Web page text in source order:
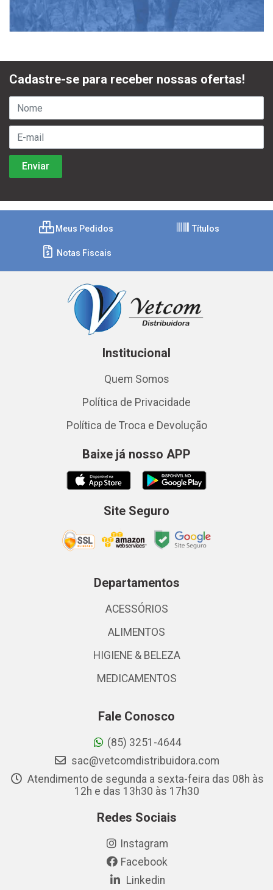
Cadastre-se para receber nossas ofertas!
Meus Pedidos Títulos
Notas Fiscais
Institucional
Quem Somos
Política de Privacidade
Política de Troca e Devolução
Baixe já nosso APP
Site Seguro
Departamentos
ACESSÓRIOS
ALIMENTOS
HIGIENE & BELEZA
MEDICAMENTOS
Fale Conosco
(85) 3251-4644
sac@vetcomdistribuidora.com
Atendimento de segunda a sexta-feira das 08h às
12h e das 13h30 às 17h30
Redes Sociais
Instagram
Facebook
Linkedin